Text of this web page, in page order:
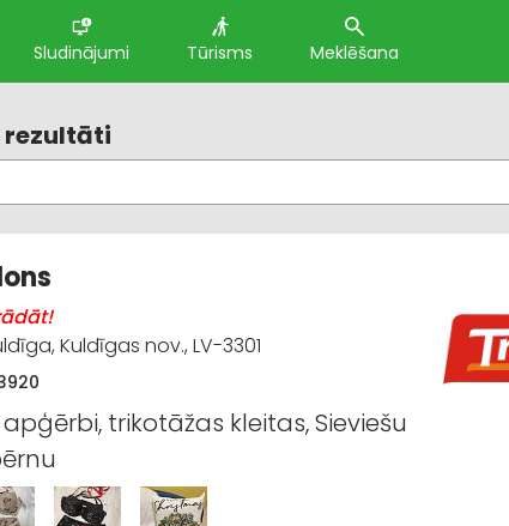
Sludinājumi Tūrisms Meklēšana
rezultāti
Kuldīgas nov., LV-3301
trikotāžas kleitas, Sieviešu